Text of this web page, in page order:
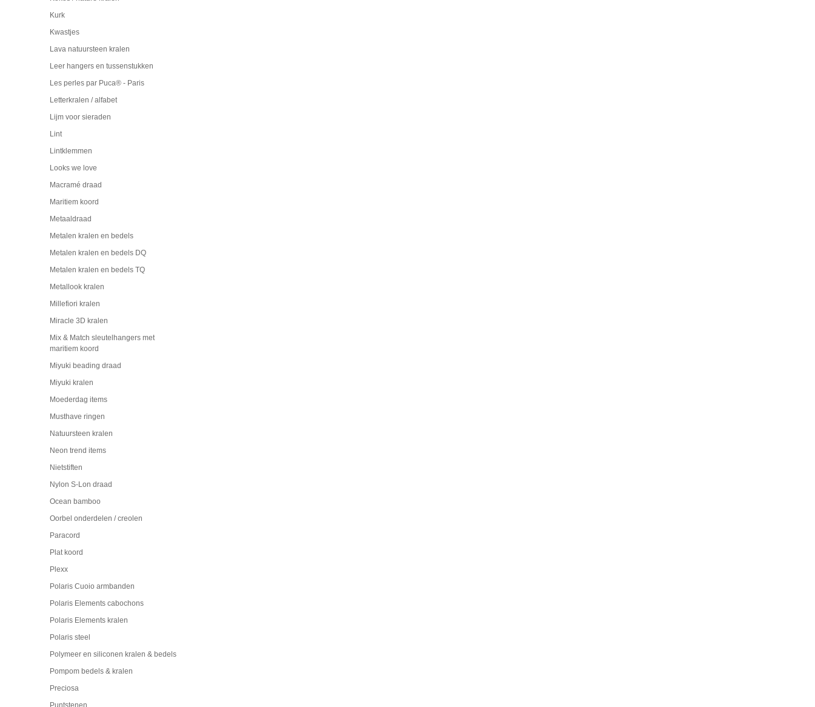
Kurk
Kwastjes
Lava natuursteen kralen
Leer hangers en tussenstukken
Les perles par Puca® - Paris
Letterkralen / alfabet
Lijm voor sieraden
Lint
Lintklemmen
Looks we love
Macramé draad
Maritiem koord
Metaaldraad
Metalen kralen en bedels
Metalen kralen en bedels DQ
Metalen kralen en bedels TQ
Metallook kralen
Millefiori kralen
Miracle 3D kralen
Mix & Match sleutelhangers met
maritiem koord
Miyuki beading draad
Miyuki kralen
Moederdag items
Musthave ringen
Natuursteen kralen
Neon trend items
Nietstiften
Nylon S-Lon draad
Ocean bamboo
Oorbel onderdelen / creolen
Paracord
Plat koord
Plexx
Polaris Cuoio armbanden
Polaris Elements cabochons
Polaris Elements kralen
Polaris steel
Polymeer en siliconen kralen & bedels
Pompom bedels & kralen
Preciosa
Puntstenen